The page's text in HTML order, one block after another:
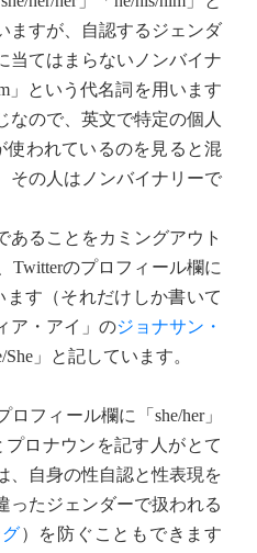
ますが、自認するジェンダ
当てはまらないノンバイナ
」という代名詞を用います
なので、英文で特定の個人
使われているのを見ると混
その人はノンバイナリーで
ることをカミングアウト
Twitterのプロフィール欄に
ます（それだけしか書いて
ア・アイ」のジョナサン・
She」と記しています。
フィール欄に「she/her」
プロナウンを記す人がとて
、自身の性自認と性表現を
ったジェンダーで扱われる
）を防ぐこともできます